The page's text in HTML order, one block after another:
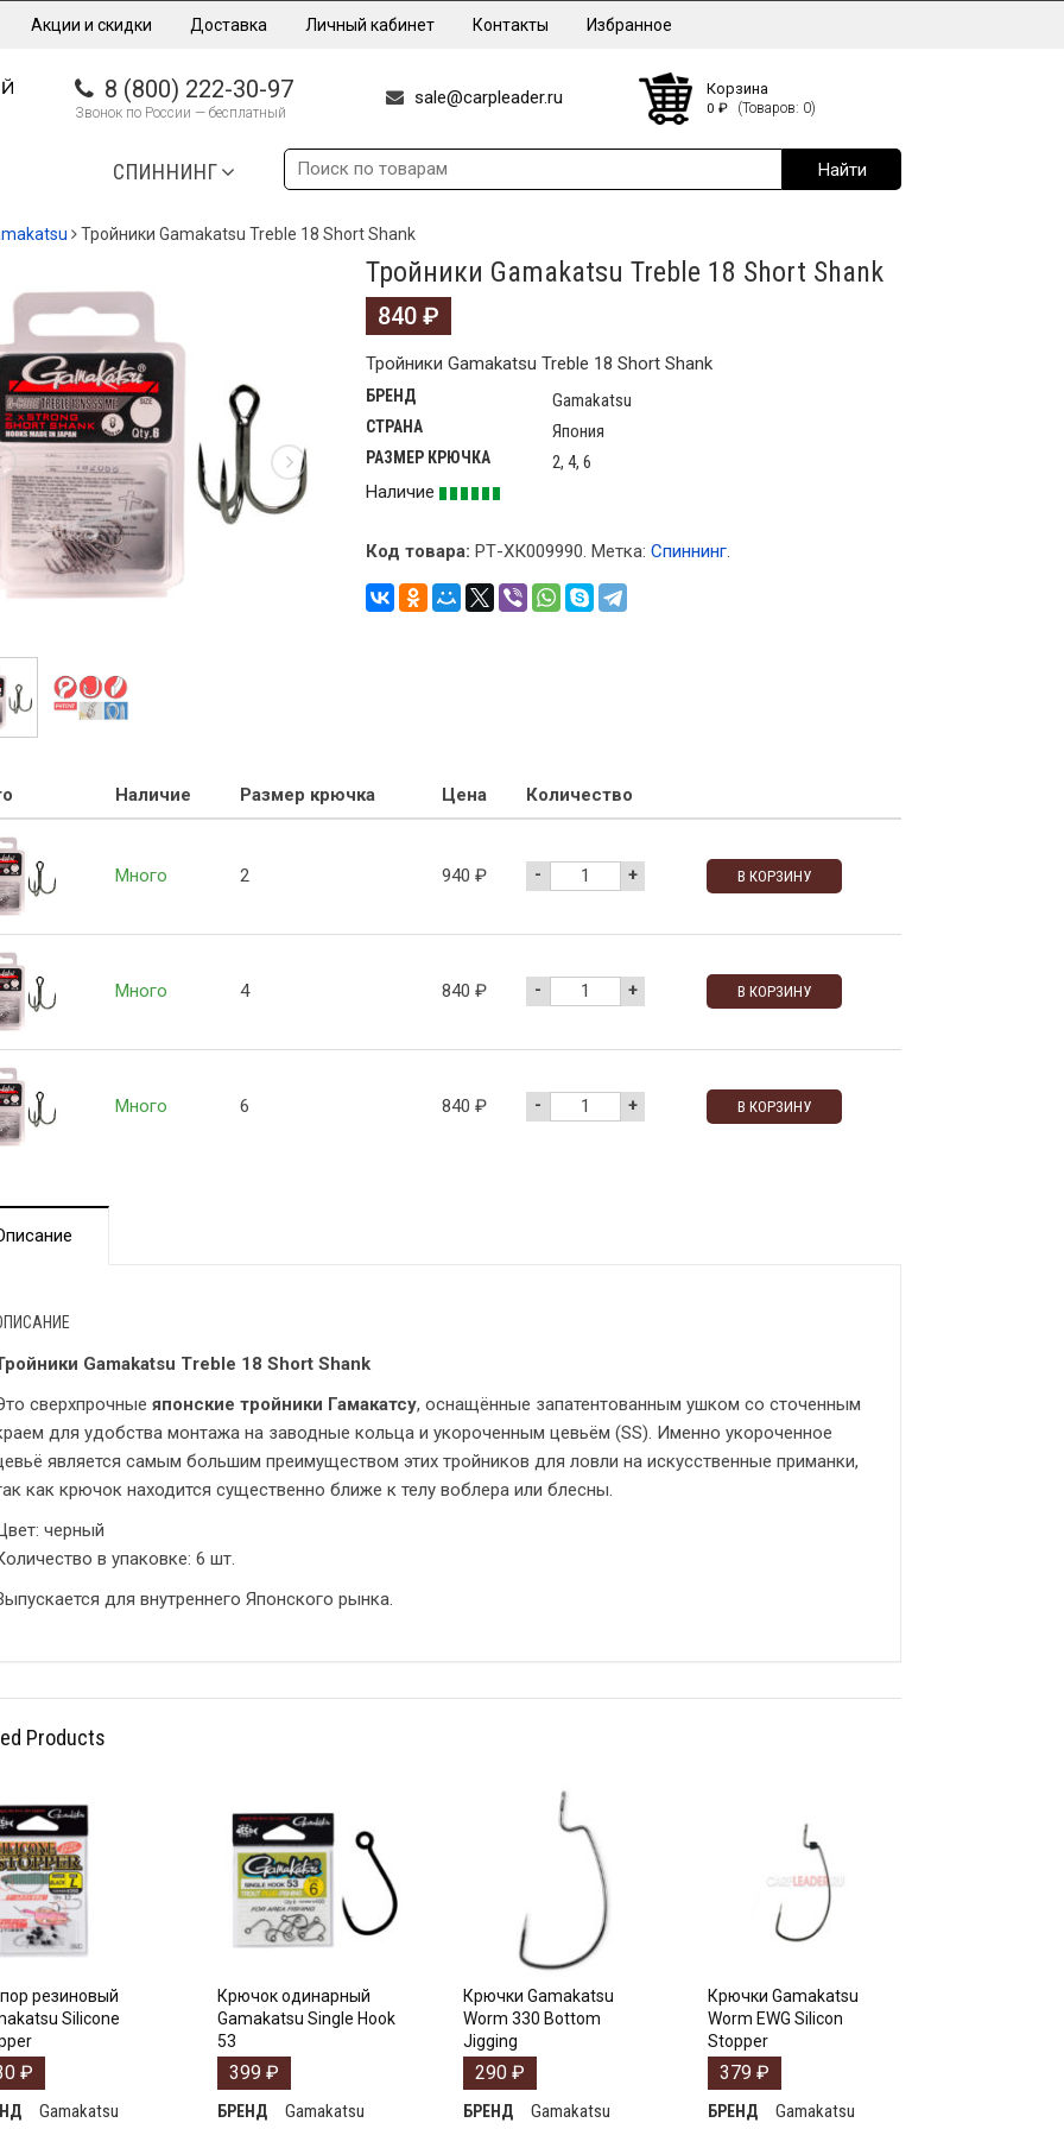
Акции и скидки Доставка Личный кабинет Контакты Избранное
8 (800) 222-30-97
Звонок по России — бесплатный
sale@carpleader.ru Корзина
0 ₽ (Товаров: 0)
СПИННИНГ
Тройники Gamakatsu Treble 18 Short Shank
Тройники Gamakatsu Treble 18 Short Shank
840 ₽
Тройники Gamakatsu Treble 18 Short Shank
БРЕНД Gamakatsu
СТРАНА Япония
РАЗМЕР КРЮЧКА
2, 4, 6
Наличие
Код товара: РТ-ХК009990. Метка: Спиннинг.
Наличие Размер крючка Цена Количество
Много 2 940 ₽ - + В КОРЗИНУ
Много 4 840 ₽ - + В КОРЗИНУ
Много 6 840 ₽ - + В КОРЗИНУ
Gamakatsu Treble 18 Short Shank
сверхпрочные японские тройники Гамакатсу, оснащённые запатентованным ушком со сточенным
для удобства монтажа на заводные кольца и укороченным цевьём (SS). Именно укороченное
является самым большим преимуществом этих тройников для ловли на искусственные приманки,
как крючок находится существенно ближе к телу воблера или блесны.
черный
в упаковке: 6 шт.
для внутреннего Японского рынка.
Products
резиновый
Silicone
₽
Gamakatsu
Крючок одинарный
Gamakatsu Single Hook
53
399 ₽
БРЕНД
Gamakatsu
Крючки Gamakatsu
Worm 330 Bottom
Jigging
290 ₽
БРЕНД
Gamakatsu
Крючки Gamakatsu
Worm EWG Silicon
Stopper
379₽
БРЕНД
Gamakatsu